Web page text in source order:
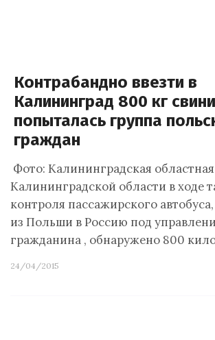
Контрабандно ввезти в
Калининград 800 кг
попыталась группа
граждан
Фото: Калининградская
Калининградской области в ходе
контроля пассажирского
из Польши в Россию под
гражданина , обнаружено 800
24/04/2015